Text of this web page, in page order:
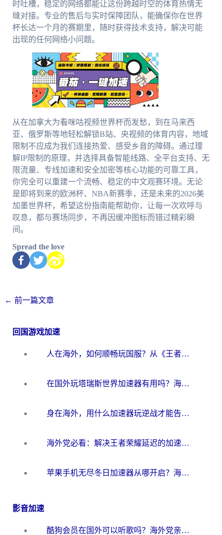
时吐槽，稳定的网络都能让这份跨越时空的体育热情无
缝对接。专业的售后与实时保障团队，能确保你在世界
杯长达一个月的赛期里，随时获得技术支持，解决可能
出现的任何网络小问题。
从在加拿大为看咪咕视频世界杯而发愁，到在马来西
亚、俄罗斯等地轻松解锁B站、央视频的体育内容，地域
限制不应成为我们连接热爱、感受乡音的障碍。通过理
解IP限制的原理，并选择具备智能线路、全平台支持、无
限流量、专线加速和安全加密等核心功能的可靠工具，
你完全可以重建一个流畅、稳定的中文观赛环境。无论
是即将到来的欧洲杯、NBA新赛季，还是未来的2026美
加墨世界杯，希望这份指南能帮助你，让每一次欢呼与
叹息，都与赛场同步，不再因缓冲图标而错过精彩瞬
间。
Spread the love
← 前一篇文章
回国游戏加速
人在海外，如何顺畅玩国服？从《王者荣耀》到《云图计划》的加速器终极指南
在国外玩塔瑞斯世界加速器有用吗？海外玩家亲测后的真实答案
身在海外，用什么加速器玩逆战才能告别延迟？
海外党必看：解决王者荣耀延迟的加速器终极指南——从EVE到猫和老鼠，一个工具全搞定
苹果手机无尽冬日加速器从哪开启？海外玩家的冬日生存指南
影音加速
酷狗会员在国外可以听歌吗？海外党亲测有效：3步解决音乐权限难题